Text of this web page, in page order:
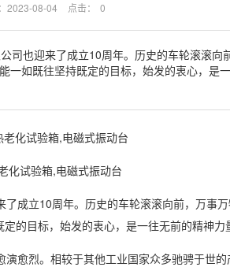
2023-08-04 点击： 0
司也迎来了成立10周年。历史的车轮滚滚向
如既往坚持既定的目标，始发的衷心，是
化试验箱,电磁式振动台
立10周年。历史的车轮滚滚向前，万事
的目标，始发的衷心，是一往无前的精神力
烈。相较于其他工业国家众多驰骋于世的